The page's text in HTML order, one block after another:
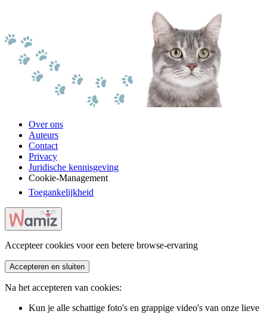
Over ons
Auteurs
Contact
Privacy
Juridische kennisgeving
Cookie-Management
Toegankelijkheid
Accepteer cookies voor een betere browse-ervaring
Accepteren en sluiten
Na het accepteren van cookies:
Kun je alle schattige foto's en grappige video's van onze lieve